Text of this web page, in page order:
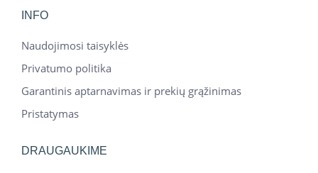
INFO
Naudojimosi taisyklės
Privatumo politika
Garantinis aptarnavimas ir prekių grąžinimas
Pristatymas
DRAUGAUKIME